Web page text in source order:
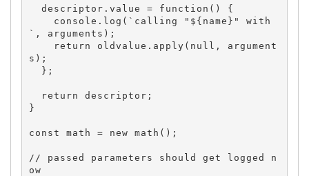
  descriptor
. value = function ( )
{
    console
. log ( `calling "${name}"
with
` , arguments ) ;
return oldvalue . apply ( null ,
argument
s ) ;
} ;
return descriptor ;
}
const math = new math ( ) ;
// passed parameters should get logged n